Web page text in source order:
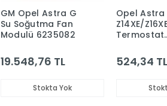
GM Opel Astra G
Su Soğutma Fan
Modulü 6235082
19.548,76 TL
Stokta Yok
Opel Astra
Z14XE/
Termostat
1338003
524,34 TL